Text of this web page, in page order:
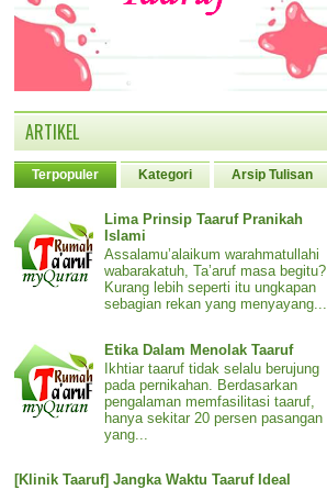
ARTIKEL
Terpopuler Kategori Arsip Tulisan
Lima Prinsip Taaruf Pranikah
Islami
Assalamu’alaikum warahmatullahi
wabarakatuh, Ta’aruf masa begitu?
Kurang lebih seperti itu ungkapan
sebagian rekan yang menyayang...
Etika Dalam Menolak Taaruf
Ikhtiar taaruf tidak selalu berujung
pada pernikahan. Berdasarkan
pengalaman memfasilitasi taaruf,
hanya sekitar 20 persen pasangan
yang...
[Klinik Taaruf] Jangka Waktu Taaruf Ideal